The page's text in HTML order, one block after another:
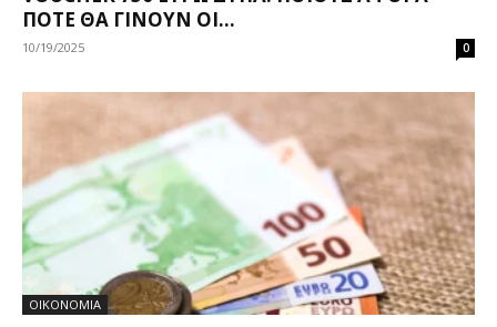
ΠΌΤΕ ΘΑ ΓΊΝΟΥΝ ΟΙ...
10/19/2025 0
ΟΙΚΟΝΟΜΙΑ